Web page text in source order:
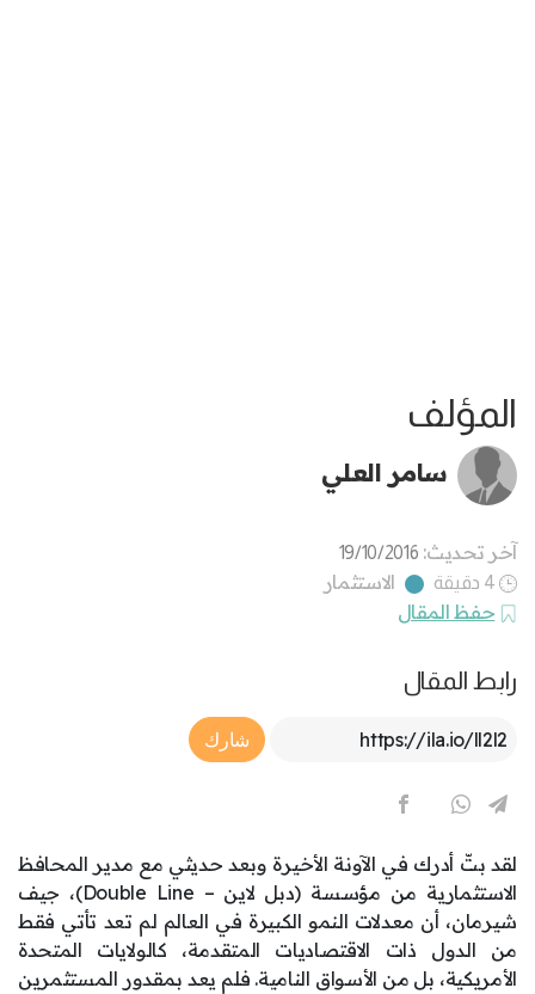
المؤلف
سامر العلي
آخر تحديث: 19/10/2016
4 دقيقة
الاستثمار
حفظ المقال
رابط المقال
Article Link
شارك
لقد بتّ أدرك في الآونة الأخيرة وبعد حديثي مع مدير المحافظ
الاستثمارية من مؤسسة (دبل لاين – Double Line)، جيف
شيرمان، أن معدلات النمو الكبيرة في العالم لم تعد تأتي فقط
من الدول ذات الاقتصاديات المتقدمة، كالولايات المتحدة
الأمريكية، بل من الأسواق النامية. فلم يعد بمقدور المستثمرين